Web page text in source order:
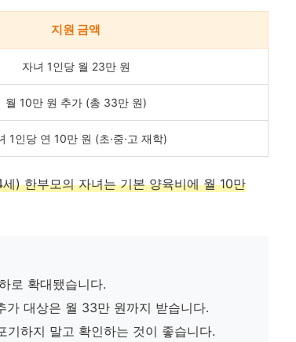
지원 금액
자녀 1인당 월 23만 원
월 10만 원 추가 (총 33만 원)
1인당 연 10만 원 (초·중·고 재학)
) 한부모의 자녀는 기본 양육비에 월 10만
로 확대됐습니다.
가 대상은 월 33만 원까지 받습니다.
기하지 말고 확인하는 것이 좋습니다.